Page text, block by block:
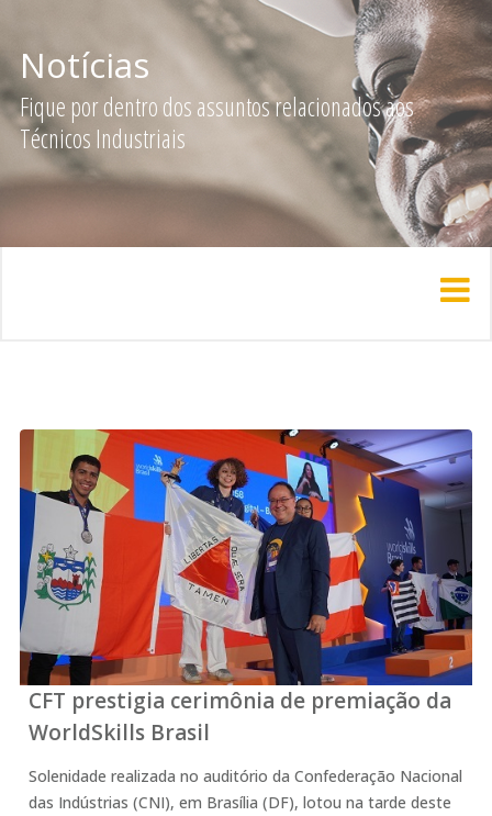
Notícias
Fique por dentro dos assuntos relacionados aos
Técnicos Industriais
CFT prestigia cerimônia de premiação da
WorldSkills Brasil
Solenidade realizada no auditório da Confederação Nacional
das Indústrias (CNI), em Brasília (DF), lotou na tarde deste